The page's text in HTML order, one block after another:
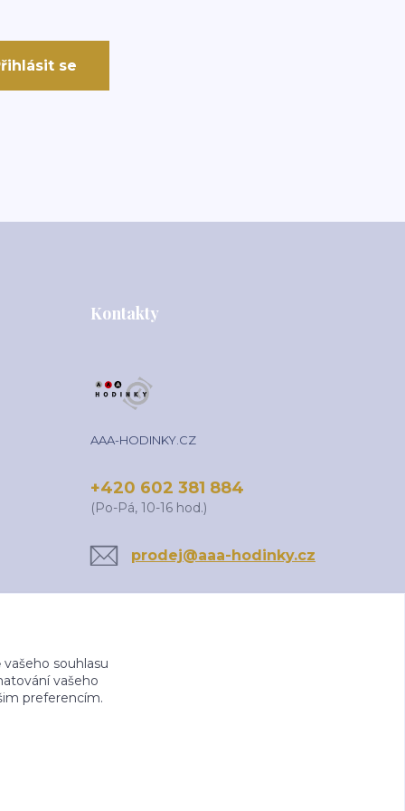
se
Kontakty
AAA-HODINKY.CZ
+420 602 381 884
(Po-Pá, 10-16 hod.)
prodej@aaa-hodinky.cz
souhlasu
vašeho
preferencím.